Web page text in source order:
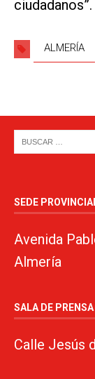
ciudadanos”.
ALMERÍA
SEDE
Avenida
Almería
SALA DE
Calle Jesús